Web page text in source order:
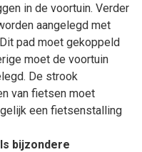
in de voortuin. Verder
aangelegd met
pad moet gekoppeld
moet de voortuin
De strook
van fietsen moet
een fietsenstalling
bijzondere